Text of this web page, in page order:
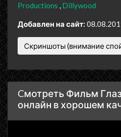
Productions
Dillywood
Добавлен на сайт:
Скриншоты (внимание
Cмотреть Фильм
онлайн в хорошем